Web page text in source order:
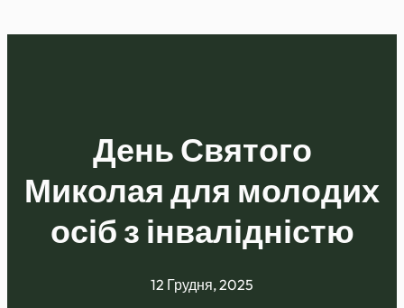
День Святого
Миколая для молодих
осіб з інвалідністю
12 Грудня, 2025